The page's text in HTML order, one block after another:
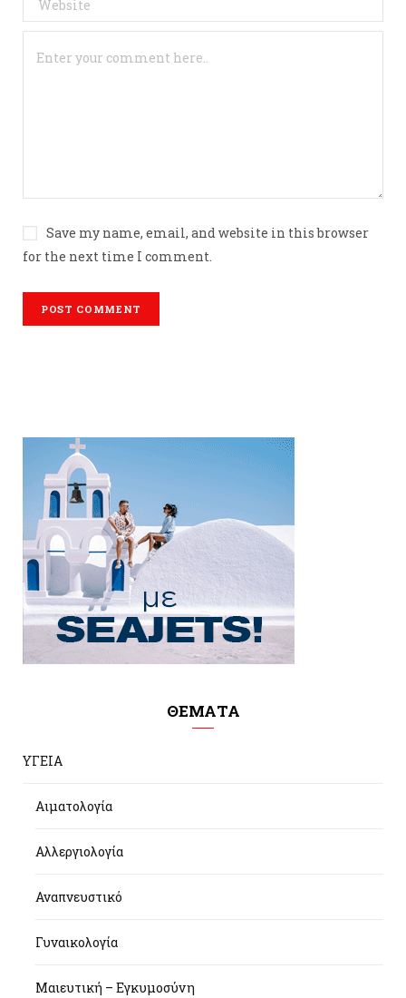
Save my name, email, and website in this browser
for the next time I comment.
ΘΕΜΑΤΑ
ΥΓΕΙΑ
Αιματολογία
Αλλεργιολογία
Αναπνευστικό
Γυναικολογία
Μαιευτική – Εγκυμοσύνη